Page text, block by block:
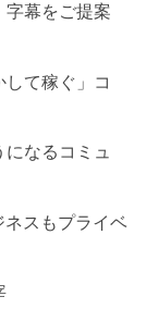
字幕をご提案
して稼ぐ」コ
なるコミュ
ネスもプライベ